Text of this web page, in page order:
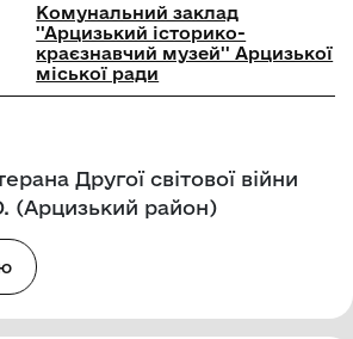
Комунальний заклад
''Арцизький історико-
краєзнавчий музей'' Арцизької
міської ради
Другої світової війни
(Арцизький район)